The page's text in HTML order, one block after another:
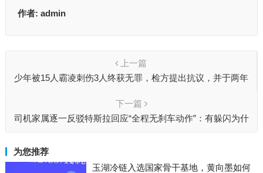
作者: admin
上一篇
少年被15人霸凌刺伤3人终获无罪，检方提出抗议，并于两年
下一篇
司机家属逐一反驳特斯拉回应“全程无刹车动作”：有躲闪为什
为您推荐
玉湖冷链入选国家骨干基地，黄向墨如何